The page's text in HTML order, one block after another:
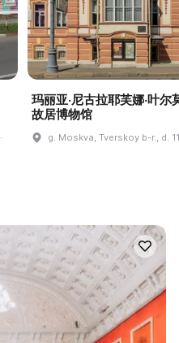
玛丽亚·尼古拉耶芙娜·叶尔
故居博物馆
g. Moskva, Tverskoy b-r., d. 11